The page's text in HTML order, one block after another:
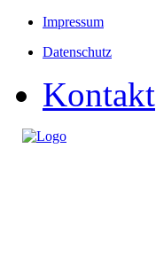
Impressum
Datenschutz
Kontakt